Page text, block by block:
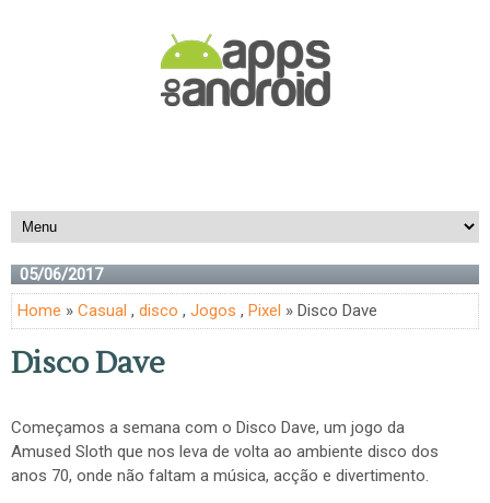
05/06/2017
Home » Casual , disco , Jogos , Pixel » Disco Dave
Disco Dave
Começamos a semana com o Disco Dave, um jogo da
Amused Sloth que nos leva de volta ao ambiente disco dos
anos 70, onde não faltam a música, acção e divertimento.